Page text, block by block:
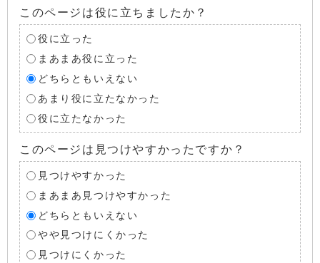
このページは役に立ちましたか？
役に立った
まあまあ役に立った
どちらともいえない
あまり役に立たなかった
役に立たなかった
このページは見つけやすかったですか？
見つけやすかった
まあまあ見つけやすかった
どちらともいえない
やや見つけにくかった
見つけにくかった